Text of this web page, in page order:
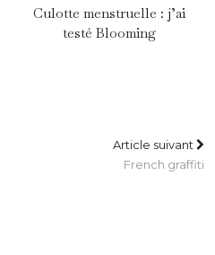
Culotte menstruelle : j’ai
testé Blooming
Article suivant
French graffiti